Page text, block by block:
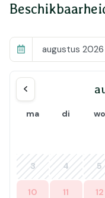
ma di wo
3 4 5
10 11 12